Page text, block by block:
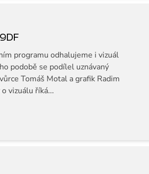
programu odhalujeme i vizuál
podobě se podílel uznávaný
Tomáš Motal a grafik Radim
vizuálu říká...